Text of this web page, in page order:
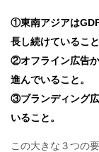
①東南アジアは
長し続けていること
②オフライン広告
進んでいること。
③ブランディング
いること。
この大きな３つの